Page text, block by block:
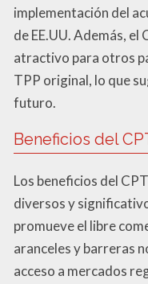
implementación del
de EE.UU. Además,
atractivo para otros
TPP original, lo que
futuro.
Beneficios del
Los beneficios del
diversos y
promueve el libre
aranceles y barreras
acceso a mercados